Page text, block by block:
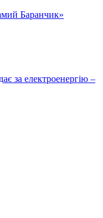
Баранчик»
за електроенергію –